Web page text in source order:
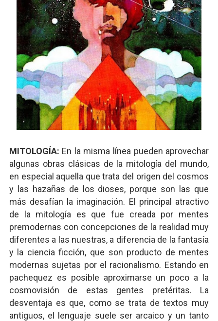
MITOLOGÍA: En la misma línea pueden aprovechar
algunas obras clásicas de la mitología del mundo,
en especial aquella que trata del origen del cosmos
y las hazañas de los dioses, porque son las que
más desafían la imaginación. El principal atractivo
de la mitología es que fue creada por mentes
premodernas con concepciones de la realidad muy
diferentes a las nuestras, a diferencia de la fantasía
y la ciencia ficción, que son producto de mentes
modernas sujetas por el racionalismo. Estando en
pachequez es posible aproximarse un poco a la
cosmovisión de estas gentes pretéritas. La
desventaja es que, como se trata de textos muy
antiguos, el lenguaje suele ser arcaico y un tanto